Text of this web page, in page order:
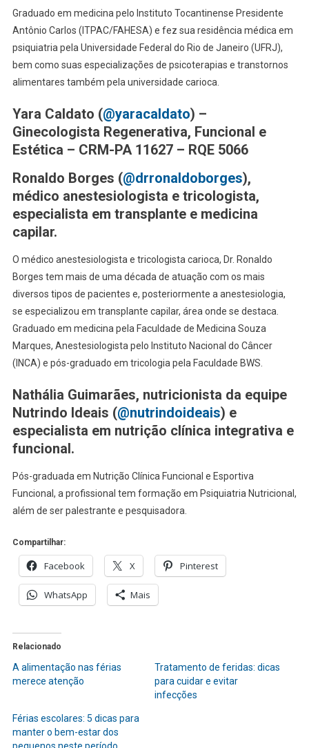
Graduado em medicina pelo Instituto Tocantinense Presidente
Antônio Carlos (ITPAC/FAHESA) e fez sua residência médica em
psiquiatria pela Universidade Federal do Rio de Janeiro (UFRJ),
bem como suas especializações de psicoterapias e transtornos
alimentares também pela universidade carioca.
Yara Caldato (@yaracaldato) –
Ginecologista Regenerativa, Funcional e
Estética – CRM-PA 11627 – RQE 5066
Ronaldo Borges (@drronaldoborges),
médico anestesiologista e tricologista,
especialista em transplante e medicina
capilar.
O médico anestesiologista e tricologista carioca, Dr. Ronaldo
Borges tem mais de uma década de atuação com os mais
diversos tipos de pacientes e, posteriormente a anestesiologia,
se especializou em transplante capilar, área onde se destaca.
Graduado em medicina pela Faculdade de Medicina Souza
Marques, Anestesiologista pelo Instituto Nacional do Câncer
(INCA) e pós-graduado em tricologia pela Faculdade BWS.
Nathália Guimarães, nutricionista da equipe
Nutrindo Ideais (@nutrindoideais) e
especialista em nutrição clínica integrativa e
funcional.
Pós-graduada em Nutrição Clínica Funcional e Esportiva
Funcional, a profissional tem formação em Psiquiatria Nutricional,
além de ser palestrante e pesquisadora.
Compartilhar:
Facebook X Pinterest
WhatsApp Mais
Relacionado
A alimentação nas férias
merece atenção
Tratamento de feridas: dicas
para cuidar e evitar
infecções
Férias escolares: 5 dicas para
manter o bem-estar dos